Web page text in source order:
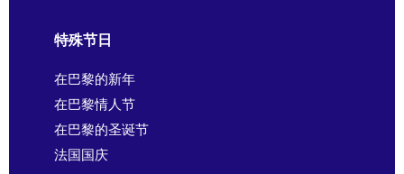
特殊节日
在巴黎的新年
在巴黎情人节
在巴黎的圣诞节
法国国庆